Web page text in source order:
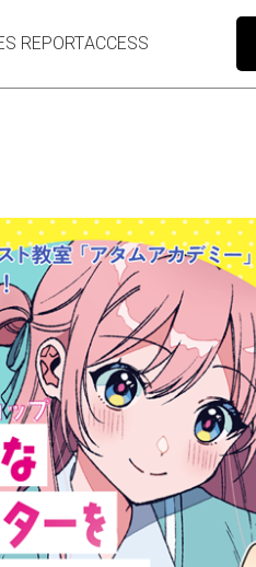
REPORTACCESS